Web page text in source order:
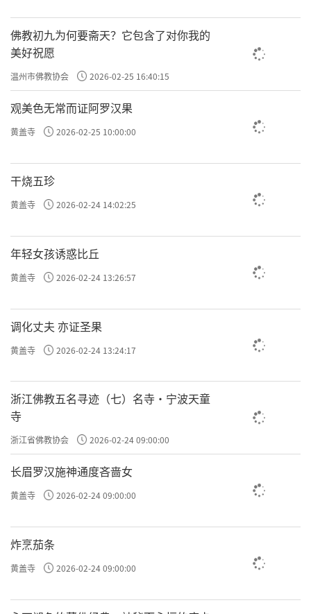
佛教初九为何要斋天？它包含了对你我的
美好祝愿
温州市佛教协会 2026-02-25 16:40:15
观美色无常而证阿罗汉果
黄盖寺 2026-02-25 10:00:00
干烧五珍
黄盖寺 2026-02-24 14:02:25
年轻女孩诱惑比丘
黄盖寺 2026-02-24 13:26:57
调化丈夫 亦证圣果
黄盖寺 2026-02-24 13:24:17
浙江佛教五名寻迹（七）名寺·宁波天童
寺
浙江省佛教协会 2026-02-24 09:00:00
长眉罗汉施神通度吝啬女
黄盖寺 2026-02-24 09:00:00
炸烹茄条
黄盖寺 2026-02-24 09:00:00